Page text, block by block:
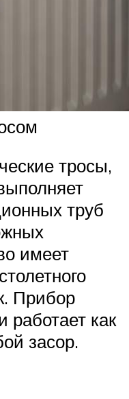
тросы,
труб
имеет
Прибор
работает как
засор.